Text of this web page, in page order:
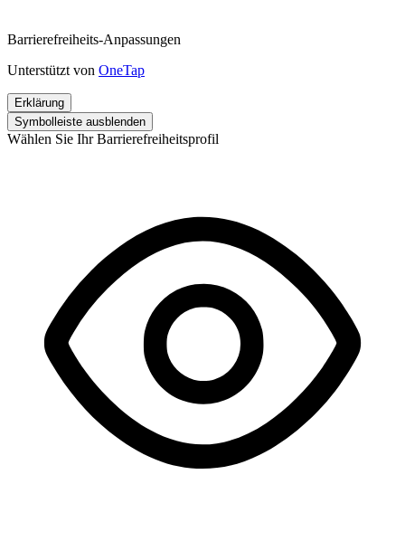
Barrierefreiheits-Anpassungen
Unterstützt von OneTap
Erklärung
Symbolleiste ausblenden
Wählen Sie Ihr Barrierefreiheitsprofil